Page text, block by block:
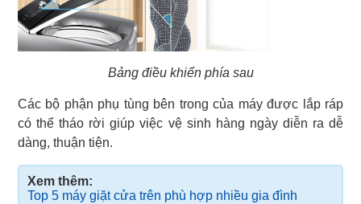
Bảng điều khiển phía sau
Các bộ phận phụ tùng bên trong của máy được lắp ráp
có thể tháo rời giúp việc vệ sinh hàng ngày diễn ra dễ
dàng, thuận tiện.
Xem thêm:
Top 5 máy giặt cửa trên phù hợp nhiều gia đình